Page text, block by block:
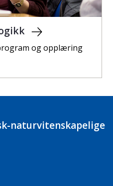
og opplæring
naturvitenskapelige